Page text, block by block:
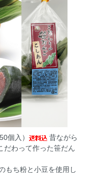
個入）
昔ながら
だわって作った笹だん
もち粉と小豆を使用し